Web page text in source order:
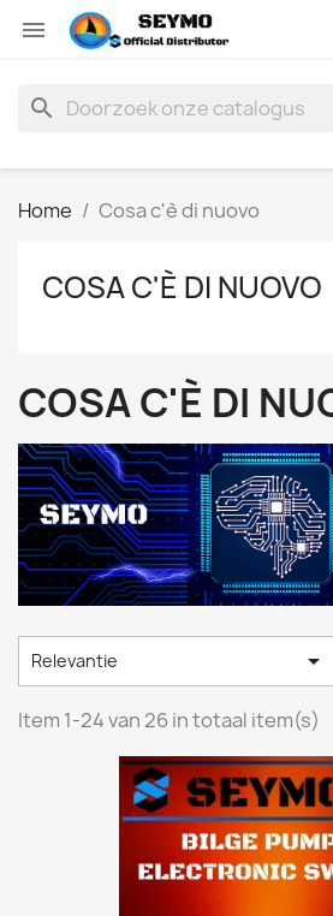

search
Home Cosa c'è di nuovo
COSA C'È DI NUOVO
COSA C'È DI
Relevantie 
Item 1-24 van 26 in totaal item(s)